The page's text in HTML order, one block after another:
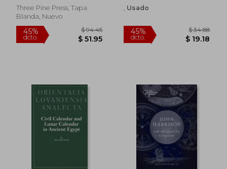
Inglés)
Three Pine Press, Tapa
Blanda, Nuevo
Usado